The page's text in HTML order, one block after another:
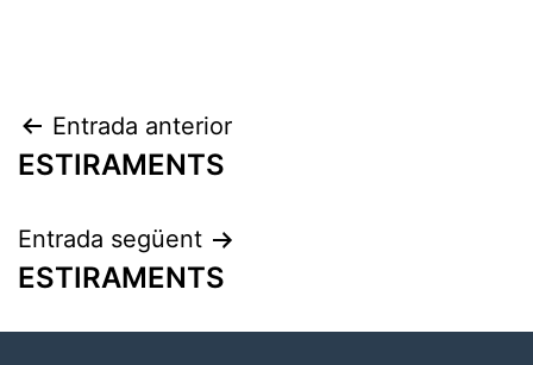
Entrada anterior
ESTIRAMENTS
Entrada següent
ESTIRAMENTS